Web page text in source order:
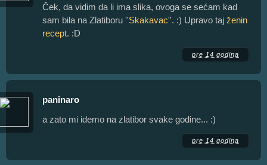
Ček, da vidim da li ima slika, ovoga se sećam kad
sam bila na Zlatiboru ''Skakavac''. :) Upravo taj ženin
recept. :D
pre 14 godina
paninaro
a zato mi idemo na zlatibor svake godine... :)
pre 14 godina